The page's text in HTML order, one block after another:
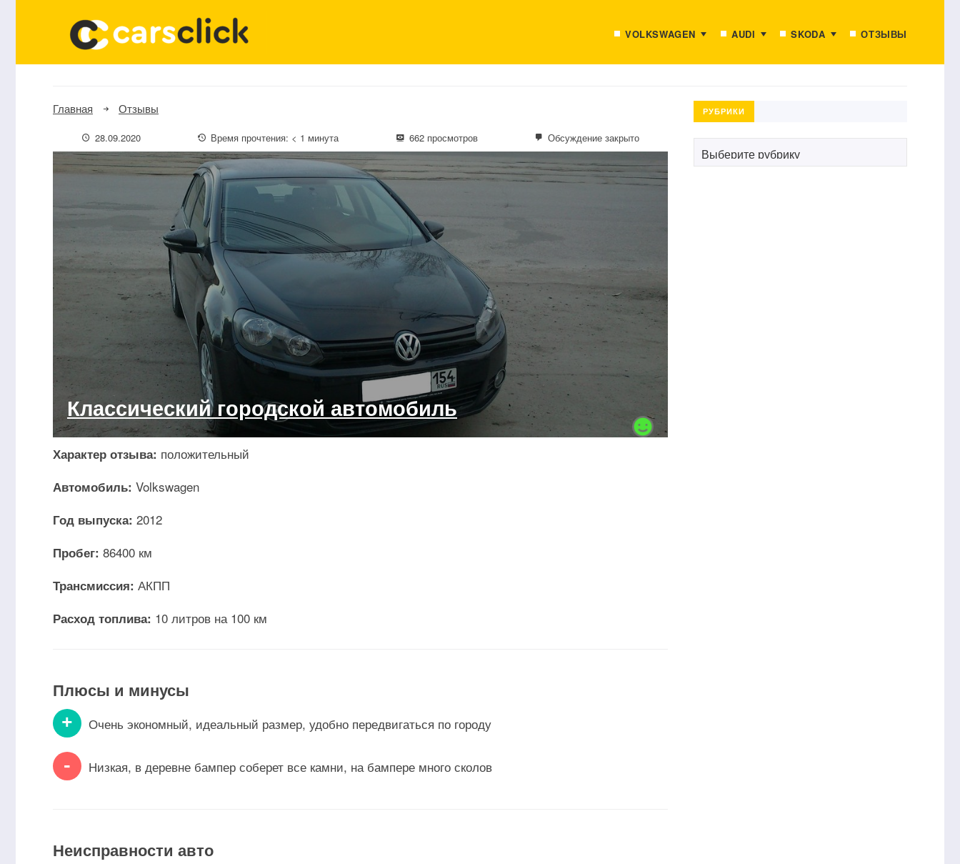
VOLKSWAGEN AUDI SKODA ОТЗЫВЫ
Главная Отзывы
28.09.2020 Время прочтения: < 1 минута 662 просмотров Обсуждение закрыто
Классический городской автомобиль
Характер отзыва: положительный
Автомобиль: Volkswagen
Год выпуска: 2012
Пробег: 86400 км
Трансмиссия: АКПП
Расход топлива: 10 литров на 100 км
Плюсы и минусы
+ Очень экономный, идеальный размер, удобно передвигаться по городу
- Низкая, в деревне бампер соберет все камни, на бампере много сколов
Неисправности авто
РУБРИКИ